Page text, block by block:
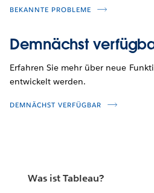
BEKANNTE PROBLEME
Demnächst
Erfahren Sie mehr über neue
entwickelt werden.
DEMNÄCHST VERFÜGBAR
Was ist Tableau?